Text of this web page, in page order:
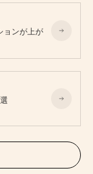
ョンが上が